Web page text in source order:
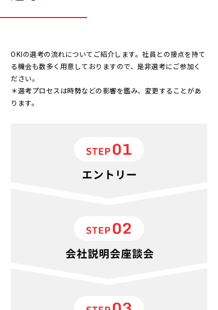
OKIの選考の流れについてご紹介します。社員との接点を持て
る機会も数多く用意しておりますので、是非選考にご参加く
ださい。
＊選考プロセスは時勢などの影響を鑑み、変更することがあ
ります。